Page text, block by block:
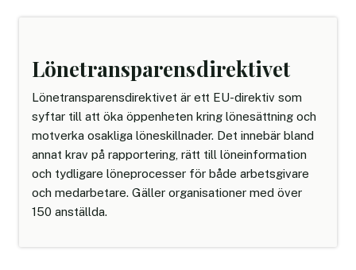
Lönetransparensdirektivet
Lönetransparensdirektivet är ett EU-direktiv som
syftar till att öka öppenheten kring lönesättning och
motverka osakliga löneskillnader. Det innebär bland
annat krav på rapportering, rätt till löneinformation
och tydligare löneprocesser för både arbetsgivare
och medarbetare. Gäller organisationer med över
150 anställda.